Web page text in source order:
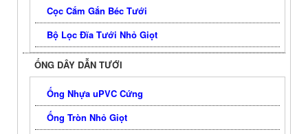
Cọc Cắm Gắn Béc Tưới
Bộ Lọc Đĩa Tưới Nhỏ Giọt
ỐNG DÂY DẪN TƯỚI
Ống Nhựa uPVC Cứng
Ống Tròn Nhỏ Giọt